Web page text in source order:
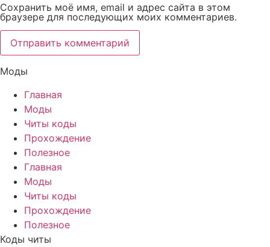
Сохранить моё имя, email и адрес сайта в этом
браузере для последующих моих комментариев.
Моды
Главная
Моды
Читы коды
Прохождение
Полезное
Главная
Моды
Читы коды
Прохождение
Полезное
Коды читы